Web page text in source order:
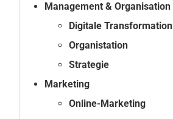
Management & Organisation
Digitale Transformation
Organistation
Strategie
Marketing
Online-Marketing